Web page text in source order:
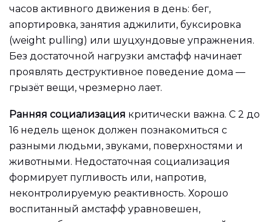
часов активного движения в день: бег,
апортировка, занятия аджилити, буксировка
(weight pulling) или шуцхундовые упражнения.
Без достаточной нагрузки амстафф начинает
проявлять деструктивное поведение дома —
грызёт вещи, чрезмерно лает.
Ранняя социализация критически важна. С 2 до
16 недель щенок должен познакомиться с
разными людьми, звуками, поверхностями и
животными. Недостаточная социализация
формирует пугливость или, напротив,
неконтролируемую реактивность. Хорошо
воспитанный амстафф уравновешен,